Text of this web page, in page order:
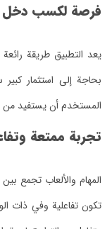
فرصة لكسب دخل
المستخدم أن يستفيد من
تجربة ممتعة